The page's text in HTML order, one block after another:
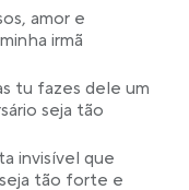
amor e
irmã
tu fazes dele um
seja tão
invisível que
tão forte e